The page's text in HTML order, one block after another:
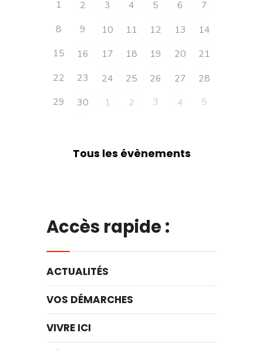
1 2 3 4 5 6
7
8
9 10 11 12 13
14
15
16 17 18 19 20
21
22
23 24 25 26 27
28
29
30 1 2 3 4 5
Tous les évènements
Accès rapide :
ACTUALITÉS
VOS DÉMARCHES
VIVRE ICI